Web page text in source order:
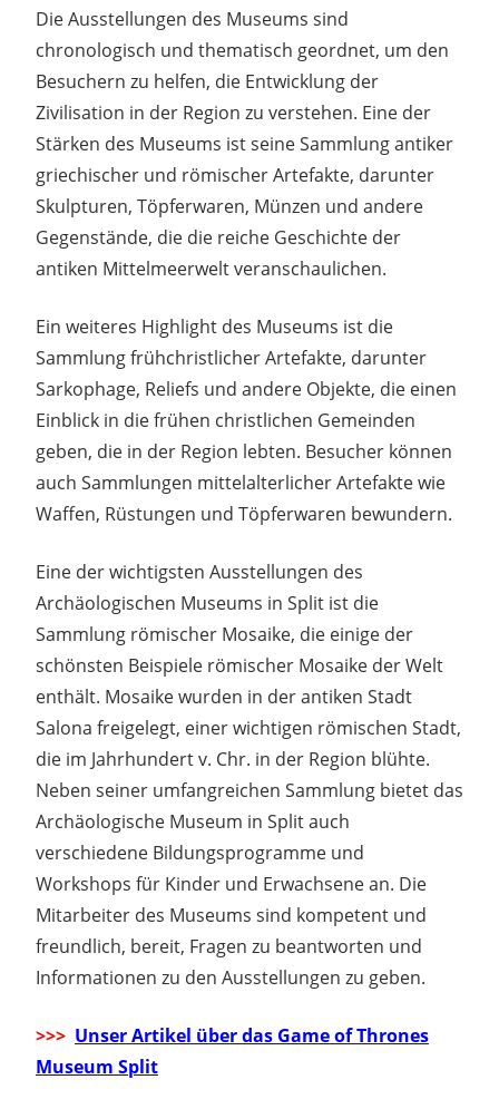
Die Ausstellungen des Museums sind
chronologisch und thematisch geordnet, um den
Besuchern zu helfen, die Entwicklung der
Zivilisation in der Region zu verstehen. Eine der
Stärken des Museums ist seine Sammlung antiker
griechischer und römischer Artefakte, darunter
Skulpturen, Töpferwaren, Münzen und andere
Gegenstände, die die reiche Geschichte der
antiken Mittelmeerwelt veranschaulichen.
Ein weiteres Highlight des Museums ist die
Sammlung frühchristlicher Artefakte, darunter
Sarkophage, Reliefs und andere Objekte, die einen
Einblick in die frühen christlichen Gemeinden
geben, die in der Region lebten. Besucher können
auch Sammlungen mittelalterlicher Artefakte wie
Waffen, Rüstungen und Töpferwaren bewundern.
Eine der wichtigsten Ausstellungen des
Archäologischen Museums in Split ist die
Sammlung römischer Mosaike, die einige der
schönsten Beispiele römischer Mosaike der Welt
enthält. Mosaike wurden in der antiken Stadt
Salona freigelegt, einer wichtigen römischen Stadt,
die im Jahrhundert v. Chr. in der Region blühte.
Neben seiner umfangreichen Sammlung bietet das
Archäologische Museum in Split auch
verschiedene Bildungsprogramme und
Workshops für Kinder und Erwachsene an. Die
Mitarbeiter des Museums sind kompetent und
freundlich, bereit, Fragen zu beantworten und
Informationen zu den Ausstellungen zu geben.
>>> Unser Artikel über das Game of Thrones
Museum Split